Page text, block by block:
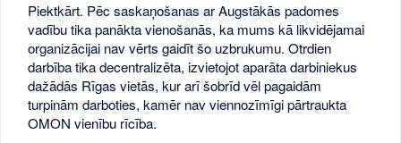
Piektkārt. Pēc saskaņošanas ar Augstākās padomes
vadību tika panākta vienošanās, ka mums kā likvidējamai
organizācijai nav vērts gaidīt šo uzbrukumu. Otrdien
darbība tika decentralizēta, izvietojot aparāta darbiniekus
dažādās Rīgas vietās, kur arī šobrīd vēl pagaidām
turpinām darboties, kamēr nav viennozīmīgi pārtraukta
OMON vienību rīcība.